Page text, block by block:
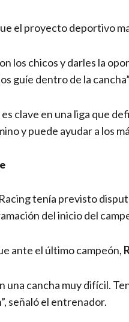
el proyecto deportivo
los chicos y darles la
guíe dentro de la
clave en una liga que
y puede ayudar a los
tenía previsto
del inicio del
ante el último campeón,
una cancha muy difícil.
señaló el entrenador.